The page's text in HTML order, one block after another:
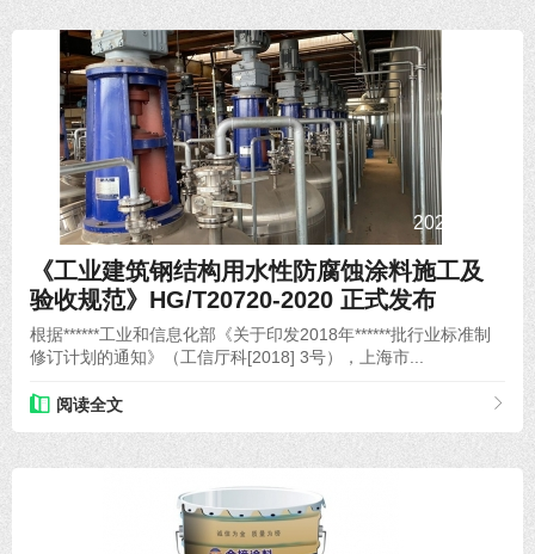
2020-08-08
《工业建筑钢结构用水性防腐蚀涂料施工及
验收规范》HG/T20720-2020 正式发布
根据******工业和信息化部《关于印发2018年******批行业标准制
修订计划的通知》（工信厅科[2018] 3号），上海市...
阅读全文